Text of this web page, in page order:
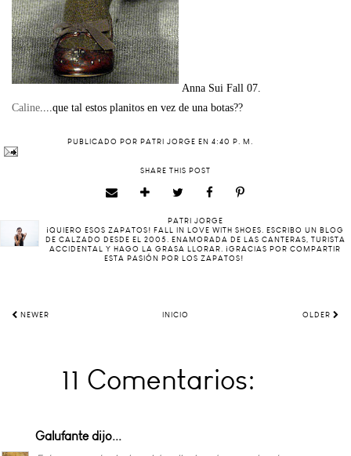
Anna Sui Fall 07.
Caline ....que tal estos planitos en vez de una botas??
PUBLICADO POR PATRI JORGE EN 4:40 P. M.
SHARE THIS POST
PATRI JORGE
¡QUIERO ESOS ZAPATOS! FALL IN LOVE WITH SHOES. ESCRIBO UN BLOG
DE CALZADO DESDE EL 2005. ENAMORADA DE LAS CANTERAS, TURISTA
ACCIDENTAL Y HAGO LA GRASA LLORAR. ¡GRACIAS POR COMPARTIR
ESTA PASIÓN POR LOS ZAPATOS!
NEWER INICIO OLDER
11 Comentarios:
Galufantedijo...